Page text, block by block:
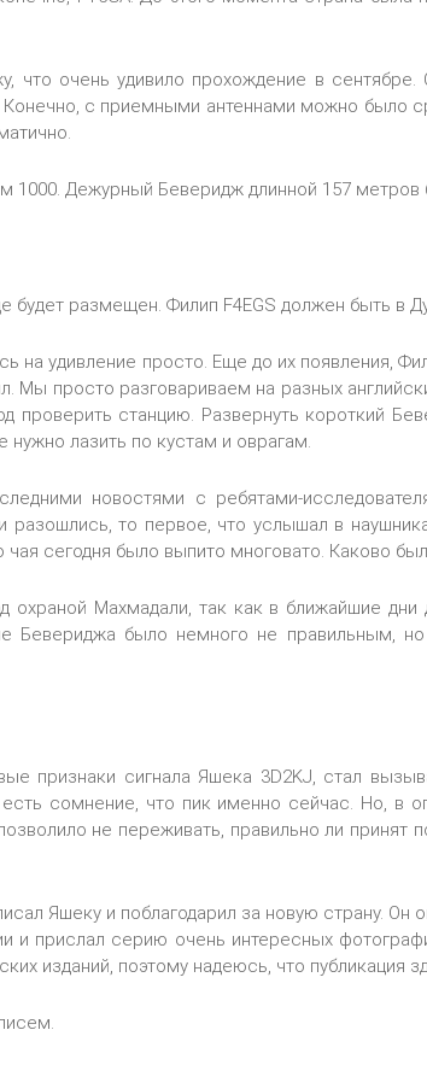
что очень удивило прохождение в
с приемными антеннами можно было
1000. Дежурный Беверидж длинной 157 метров
будет размещен. Филип F4EGS должен быть в
на удивление просто. Еще до их появления,
Мы просто разговариваем на разных
проверить станцию. Развернуть короткий
нужно лазить по кустам и оврагам.
новостями с ребятами-
разошлись, то первое, что услышал в
чая сегодня было выпито многовато. Каково
охраной Махмадали, так как в ближайшие
Бевериджа было немного не правильным,
признаки сигнала Яшека 3D2KJ, стал
есть сомнение, что пик именно сейчас. Но, в
не переживать, правильно ли принят
Яшеку и поблагодарил за новую страну.
и прислал серию очень интересных
изданий, поэтому надеюсь, что публикация